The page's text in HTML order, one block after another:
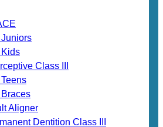
Juniors
Kids
Class III
Braces
Aligner
Dentition Class III